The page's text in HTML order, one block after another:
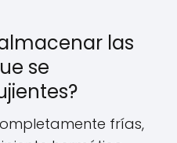
las
se
frías,